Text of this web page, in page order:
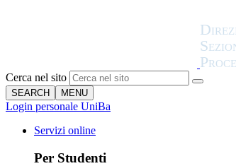
Cerca nel sito
SEARCH MENU
Login personale UniBa
Servizi online
Per Studenti